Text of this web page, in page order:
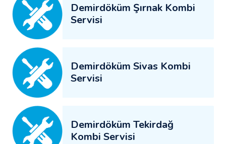
Demirdöküm Şırnak Kombi
Servisi
Demirdöküm Sivas Kombi
Servisi
Demirdöküm Tekirdağ
Kombi Servisi